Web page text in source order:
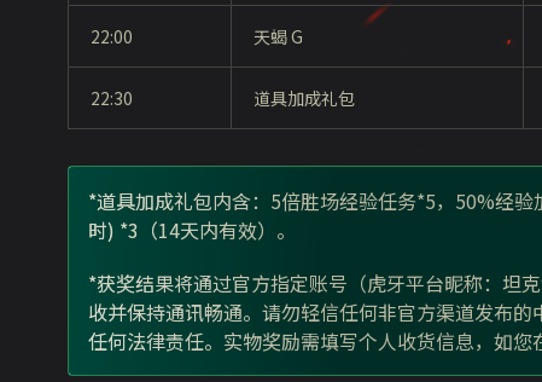
22:00 天蝎 G
22:30 道具加成礼包
*道具加成礼包内含： 5倍胜场经验任务*5， 50%经验
时) *3 （14天内有效）。
*获奖结果将通过官方指定账号（虎牙平台昵称：坦克
收并保持通讯畅通。请勿轻信任何非官方渠道发布
任何法律责任。实物奖励需填写个人收货信息，如您